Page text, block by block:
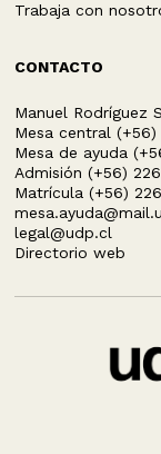
Trabaja con
CONTACTO
Manuel Rodríguez
Mesa central
Mesa de ayuda
Admisión (+56)
Matrícula (+56)
legal@udp.cl
Directorio web